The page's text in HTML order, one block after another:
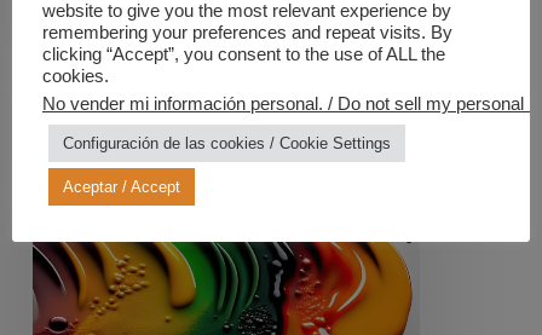
especializados.
Industrias Químicas Iris
28 julio 2025
La
reología
los
productos:
aplicación
website to give you the most relevant experience by
remembering your preferences and repeat visits. By
clicking “Accept”, you consent to the use of ALL the
cookies.
No vender mi información personal. / Do not sell my personal
Configuración de las cookies / Cookie Settings
Aceptar / Accept